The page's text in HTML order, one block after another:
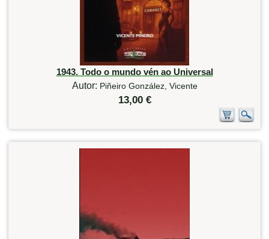
1943. Todo o mundo vén ao Universal
Autor: Piñeiro González, Vicente
13,00 €